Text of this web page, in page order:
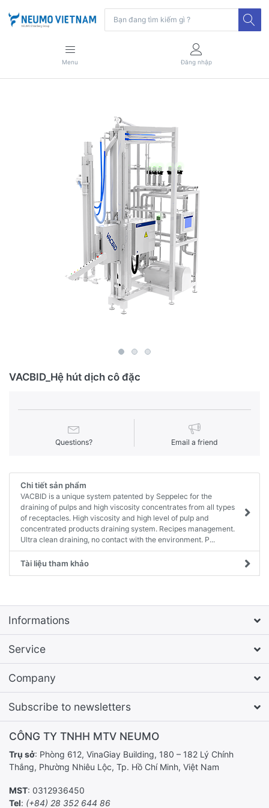
Menu Đăng nhập
VACBID_Hệ hút dịch cô đặc
Questions? Email a friend
Chi tiết sản phẩm
VACBID is a unique system patented by Seppelec for the
draining of pulps and high viscosity concentrates from all types
of receptacles. High viscosity and high level of pulp and
concentrated products draining system. Recipes management.
Ultra clean draining, no contact with the environment. P...
Tài liệu tham khảo
Informations
Service
Company
Subscribe to newsletters
CÔNG TY TNHH MTV NEUMO
Trụ sở: Phòng 612, VinaGiay Building, 180 – 182 Lý Chính
Thắng, Phường Nhiêu Lộc, Tp. Hồ Chí Minh, Việt Nam
MST: 0312936450
Tel: (+84) 28 352 644 86